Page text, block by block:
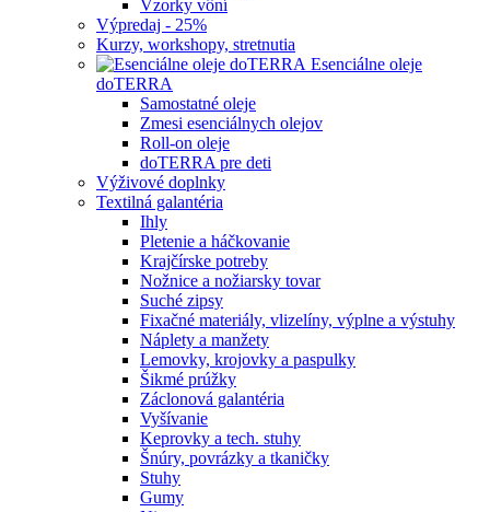
Vzorky vôní
Výpredaj - 25%
Kurzy, workshopy, stretnutia
Esenciálne oleje
doTERRA
Samostatné oleje
Zmesi esenciálnych olejov
Roll-on oleje
doTERRA pre deti
Výživové doplnky
Textilná galantéria
Ihly
Pletenie a háčkovanie
Krajčírske potreby
Nožnice a nožiarsky tovar
Suché zipsy
Fixačné materiály, vlizelíny, výplne a výstuhy
Náplety a manžety
Lemovky, krojovky a paspulky
Šikmé prúžky
Záclonová galantéria
Vyšívanie
Keprovky a tech. stuhy
Šnúry, povrázky a tkaničky
Stuhy
Gumy